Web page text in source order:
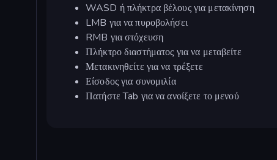
WASD ή πλήκτρα βέλους για μετακίνηση
LMB για να πυροβολήσει
RMB για στόχευση
Πλήκτρο διαστήματος για να μεταβείτε
Μετακινηθείτε για να τρέξετε
Είσοδος για συνομιλία
Πατήστε Tab για να ανοίξετε το μενού